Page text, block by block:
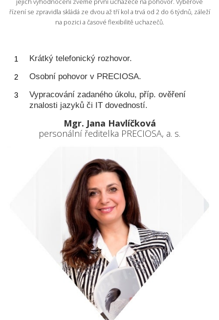
jejich vyhodnocení zveme první uchazeče na pohovor. Výběrové
řízení se zpravidla skládá ze dvou až tří kol a trvá od 2 do 6 týdnů, záleží
na pozici a časové flexibilitě uchazečů.
Krátký telefonický rozhovor.
Osobní pohovor v PRECIOSA.
Vypracování zadaného úkolu, příp. ověření
znalosti jazyků či IT dovedností.
Mgr. Jana Havlíčková
personální ředitelka PRECIOSA, a. s.